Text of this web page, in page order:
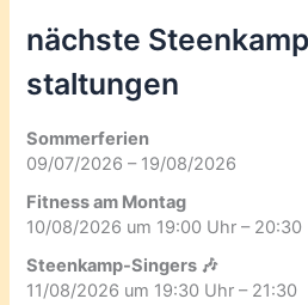
nächste
staltungen
Sommerferien
09/07/2026 – 19/08/2026
Fitness am Montag
10/08/2026 um 19:00 Uhr – 20:30
Steenkamp-Singers 🎶
11/08/2026 um 19:30 Uhr – 21:30